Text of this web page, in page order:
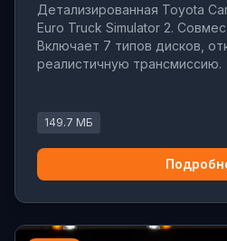
Детализированная Toyota
Euro Truck Simulator 2.
Включает 7 типов дисков,
реалистичную трансмиссию.
149.7 МБ